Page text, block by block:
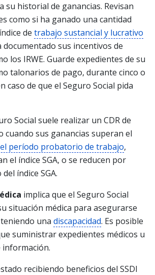
su historial de ganancias. Revisan
como si ha ganado una cantidad
de trabajo sustancial y lucrativo
documentado sus incentivos de
los IRWE. Guarde expedientes de su
talonarios de pago, durante cinco o
caso de que el Seguro Social pida
Social suele realizar un CDR de
cuando sus ganancias superan el
período probatorio de trabajo,
el índice SGA, o se reducen por
índice SGA.
implica que el Seguro Social
situación médica para asegurarse
una discapacidad. Es posible
suministrar expedientes médicos u
recibiendo beneficios del SSDI